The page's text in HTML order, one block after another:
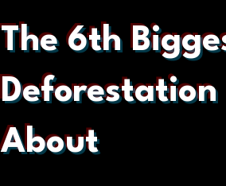
The 6th
Deforestation
About